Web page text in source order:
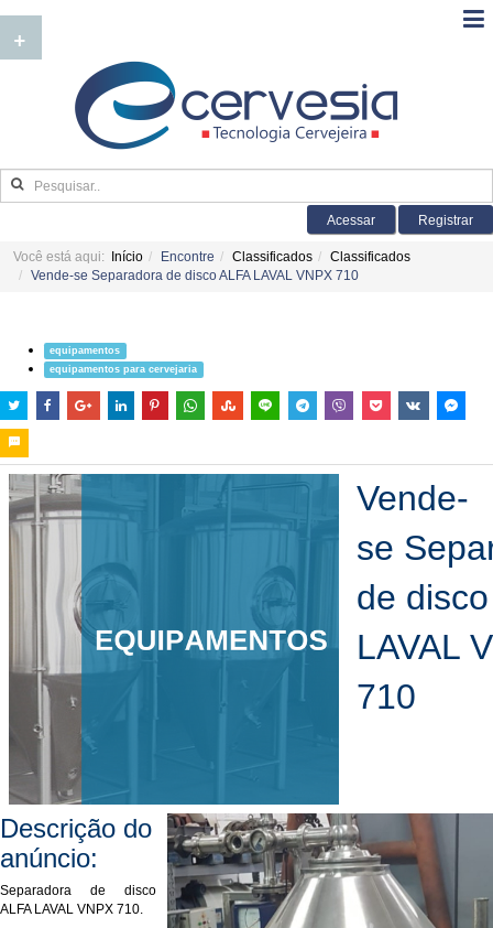
Acessar Registrar
Você está aqui: Início Encontre Classificados
Classificados
Vende-se Separadora de disco ALFA LAVAL VNPX 710
equipamentos
equipamentos para cervejaria
Vende-
se
de
LAVAL
710
Descrição do
anúncio:
Separadora de disco
ALFA LAVAL VNPX 710.
+